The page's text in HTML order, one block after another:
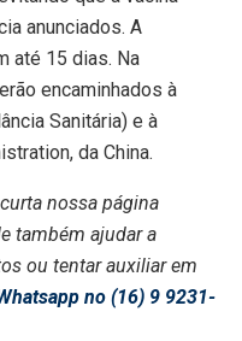
anunciados. A
até 15 dias. Na
encaminhados à
Sanitária) e à
da China.
nossa página
também ajudar a
ou tentar auxiliar em
no (16) 9 9231-